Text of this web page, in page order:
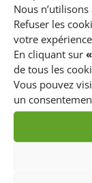
Nous
Refuser les
votre
En cliquant sur
de tous les
Vous pouvez
un
annuel de
Medicine à
Actualités